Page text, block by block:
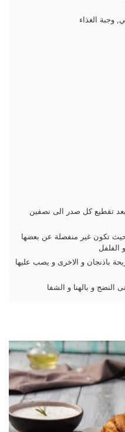
الغذاء
بعد تقطيع كل صدر الى نصفين
تكون غير منفصلة عن بعضها
الفلفل
باذنجان و الاخرى و يصب عليها